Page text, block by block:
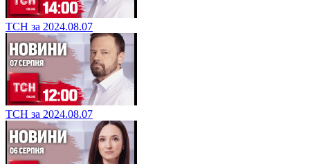
ТСН за 2024.08.07
ТСН за 2024.08.07